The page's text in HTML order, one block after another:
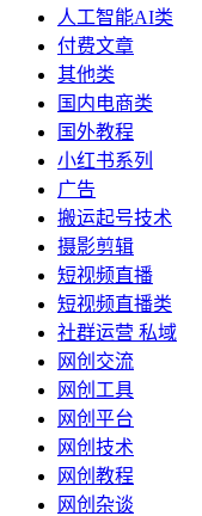
人工智能AI类
付费文章
其他类
国内电商类
国外教程
小红书系列
广告
搬运起号技术
摄影剪辑
短视频直播
短视频直播类
社群运营 私域
网创交流
网创工具
网创平台
网创技术
网创教程
网创杂谈